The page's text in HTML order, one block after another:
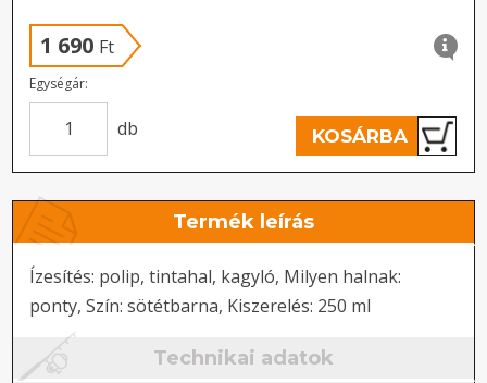
1 690 Ft
Egységár:
db KOSÁRBA
Termék leírás
Ízesítés: polip, tintahal, kagyló, Milyen halnak:
ponty, Szín: sötétbarna, Kiszerelés: 250 ml
Technikai adatok